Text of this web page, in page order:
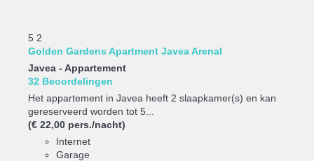
5 2
Golden Gardens Apartment Javea Arenal
Javea - Appartement
32 Beoordelingen
Het appartement in Javea heeft 2 slaapkamer(s) en kan
gereserveerd worden tot 5...
(€ 22,00 pers./nacht)
Internet
Garage